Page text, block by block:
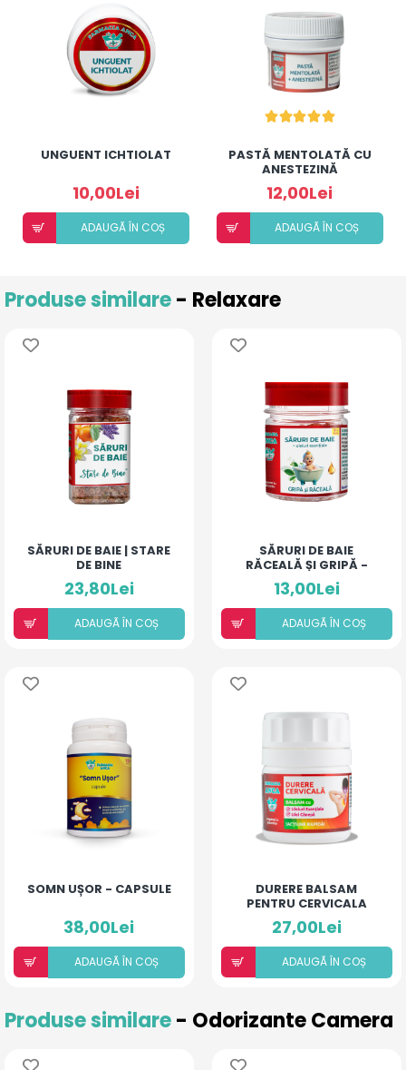
UNGUENT ICHTIOLAT
10,00Lei
ADAUGÃ ÎN COȘ
PASTĂ MENTOLATĂ CU
ANESTEZINĂ
12,00Lei
ADAUGÃ ÎN COȘ
Produse similare- Relaxare
SĂRURI DE BAIE | STARE
DE BINE
23,80Lei
ADAUGÃ ÎN COȘ
SĂRURI DE BAIE
RĂCEALĂ ȘI GRIPĂ -
BEBE ȘI COPII
13,00Lei
ADAUGÃ ÎN COȘ
SOMN UȘOR - CAPSULE
38,00Lei
ADAUGÃ ÎN COȘ
DURERE BALSAM
PENTRU CERVICALA
27,00Lei
ADAUGÃ ÎN COȘ
Produse similare- Odorizante Camera